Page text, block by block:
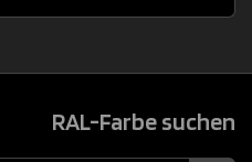
RAL-Farbe suchen